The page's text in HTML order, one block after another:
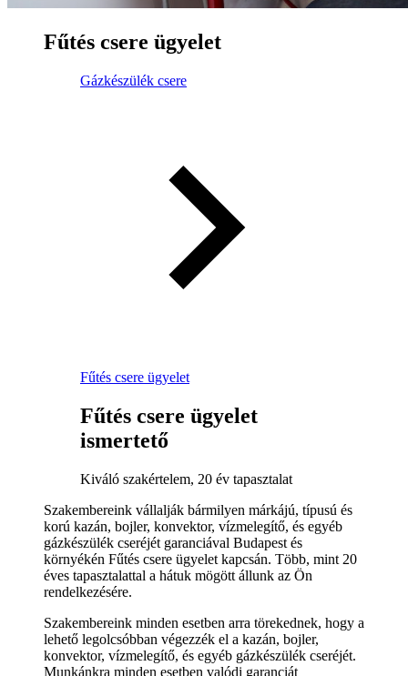
Fűtés csere ügyelet
Gázkészülék csere
Fűtés csere ügyelet
Fűtés csere ügyelet
ismertető
Kiváló szakértelem, 20 év tapasztalat
Szakembereink vállalják bármilyen márkájú, típusú és
korú kazán, bojler, konvektor, vízmelegítő, és egyéb
gázkészülék cseréjét garanciával Budapest és
környékén Fűtés csere ügyelet kapcsán. Több, mint 20
éves tapasztalattal a hátuk mögött állunk az Ön
rendelkezésére.
Szakembereink minden esetben arra törekednek, hogy a
lehető legolcsóbban végezzék el a kazán, bojler,
konvektor, vízmelegítő, és egyéb gázkészülék cseréjét.
Munkánkra minden esetben valódi garanciát